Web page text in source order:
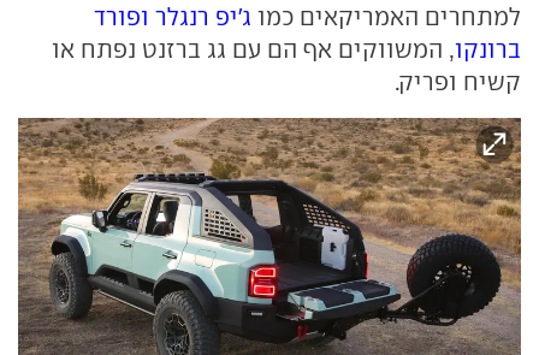
למתחרים האמריקאים כמו ג'יפ רנגלר ופורד
ברונקו, המשווקים אף הם עם גג ברזנט נפתח או
קשיח ופריק.